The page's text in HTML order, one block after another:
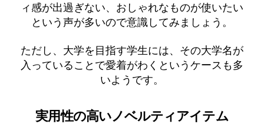
ィ感が出過ぎない、おしゃれなものが使いたい
という声が多いので意識してみましょう。
ただし、大学を目指す学生には、その大学名が
入っていることで愛着がわくというケースも多
いようです。
実用性の高いノベルティアイテム